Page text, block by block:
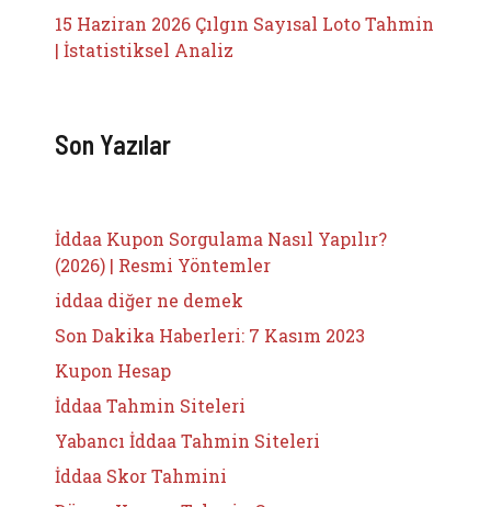
15 Haziran 2026 Çılgın Sayısal Loto Tahmin
| İstatistiksel Analiz
Son Yazılar
İddaa Kupon Sorgulama Nasıl Yapılır?
(2026) | Resmi Yöntemler
iddaa diğer ne demek
Son Dakika Haberleri: 7 Kasım 2023
Kupon Hesap
İddaa Tahmin Siteleri
Yabancı İddaa Tahmin Siteleri
İddaa Skor Tahmini